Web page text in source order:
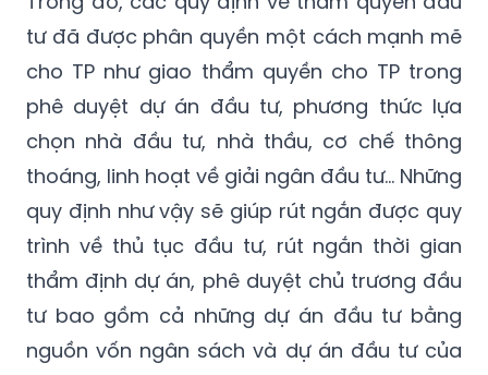
cho TP như giao thẩm quyền cho TP trong
phê duyệt dự án đầu tư, phương thức lựa
chọn nhà đầu tư, nhà thầu, cơ chế thông
thoáng, linh hoạt về giải ngân đầu tư… Những
quy định như vậy sẽ giúp rút ngắn được quy
trình về thủ tục đầu tư, rút ngắn thời gian
thẩm định dự án, phê duyệt chủ trương đầu
tư bao gồm cả những dự án đầu tư bằng
nguồn vốn ngân sách và dự án đầu tư của
khu vực kinh tế tư nhân, dự án có vốn đầu tư
nước ngoài. Việc giao những thẩm quyền đó